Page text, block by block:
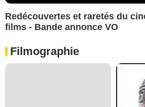
Redécouvertes et raretés du
films - Bande annonce VO
Filmographie